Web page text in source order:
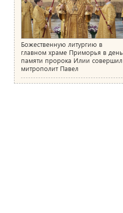
Божественную литургию в
главном храме Приморья в день
памяти пророка Илии совершил
митрополит Павел